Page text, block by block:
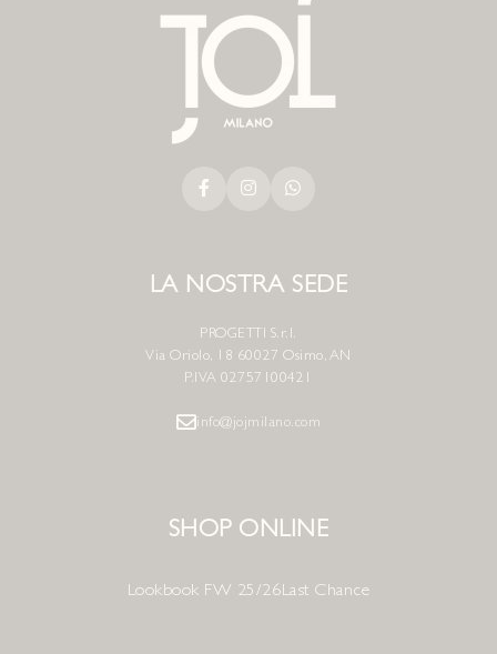
LA NOSTRA SEDE
PROGETTI S.r.l.
Via Oriolo, 18 60027 Osimo, AN
P.IVA 02757100421
info@jojmilano.com
SHOP ONLINE
Lookbook FW 25/26Last Chance